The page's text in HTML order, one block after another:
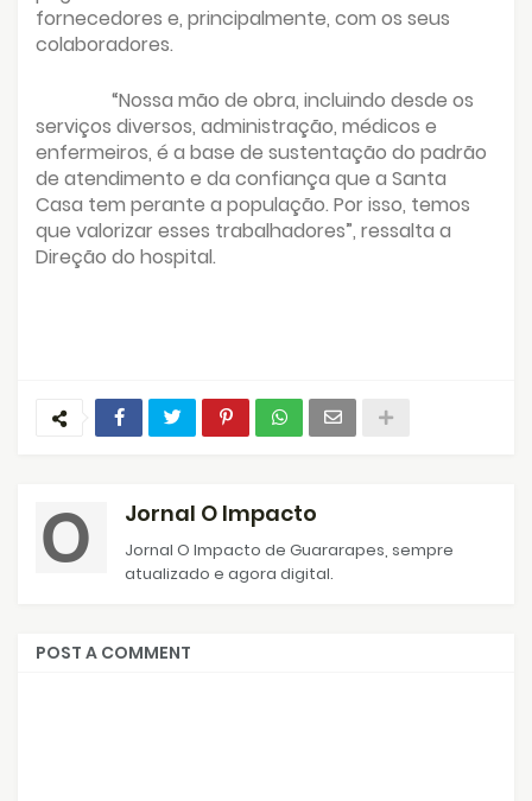
fornecedores e, principalmente, com os seus
colaboradores.
“Nossa mão de obra, incluindo desde os
serviços diversos, administração, médicos e
enfermeiros, é a base de sustentação do padrão
de atendimento e da confiança que a Santa
Casa tem perante a população. Por isso, temos
que valorizar esses trabalhadores”, ressalta a
Direção do hospital.
Jornal O Impacto
Jornal O Impacto de Guararapes, sempre
atualizado e agora digital.
POST A COMMENT